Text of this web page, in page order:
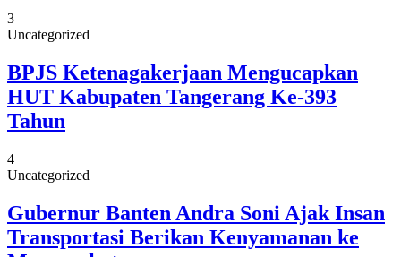
3
Uncategorized
BPJS Ketenagakerjaan Mengucapkan
HUT Kabupaten Tangerang Ke-393
Tahun
4
Uncategorized
Gubernur Banten Andra Soni Ajak Insan
Transportasi Berikan Kenyamanan ke